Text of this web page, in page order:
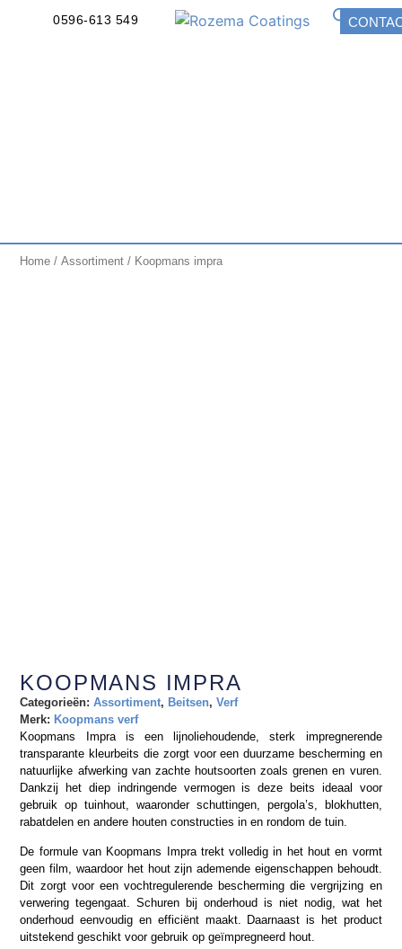
0596-613 549
Home /Assortiment / Koopmans impra
KOOPMANS IMPRA
Categorieën: Assortiment, Beitsen,Verf
Merk: Koopmans verf
Koopmans Impra is een lijnoliehoudende, sterk impregnerende
transparante kleurbeits die zorgt voor een duurzame bescherming en
natuurlijke afwerking van zachte houtsoorten zoals grenen en vuren.
Dankzij het diep indringende vermogen is deze beits ideaal voor
gebruik op tuinhout, waaronder schuttingen, pergola’s, blokhutten,
rabatdelen en andere houten constructies in en rondom de tuin.
De formule van Koopmans Impra trekt volledig in het hout en vormt
geen film, waardoor het hout zijn ademende eigenschappen behoudt.
Dit zorgt voor een vochtregulerende bescherming die vergrijzing en
verwering tegengaat. Schuren bij onderhoud is niet nodig, wat het
onderhoud eenvoudig en efficiënt maakt. Daarnaast is het product
uitstekend geschikt voor gebruik op geïmpregneerd hout.